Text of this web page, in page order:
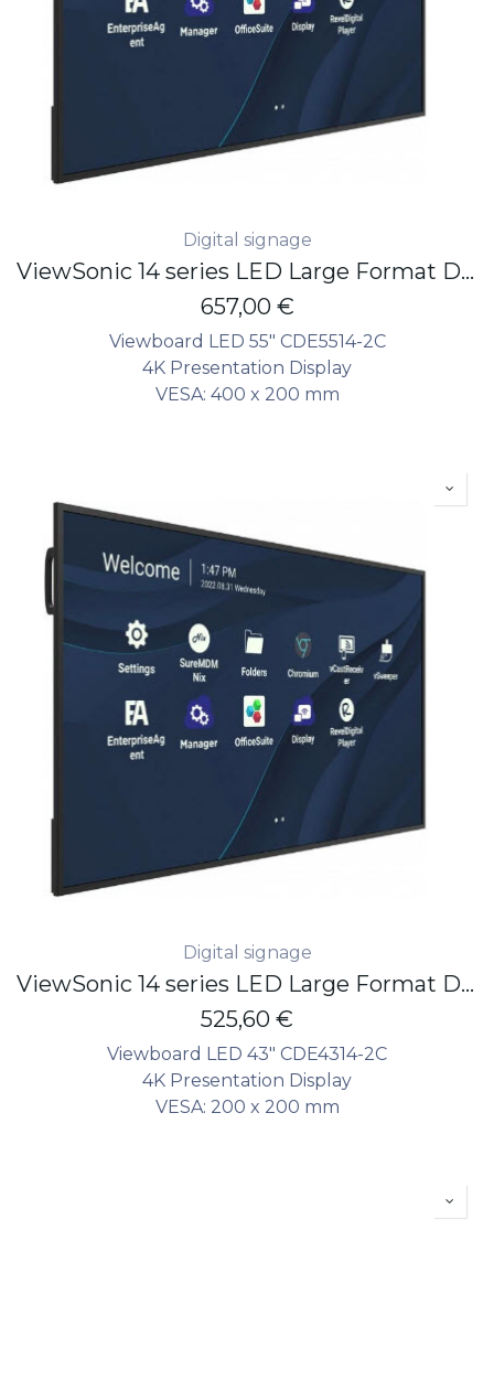
Digital signage
ViewSonic 14 series LED Large Format Display 55" - 4K - 500 nits - 24/7 - non touch
657,00€
Viewboard LED 55" CDE5514-2C
4K Presentation Display
VESA: 400 x 200 mm
Digital signage
ViewSonic 14 series LED Large Format Display 43" - 4K - 500 nits - 24/7 - non touch
525,60 €
Viewboard LED 43" CDE4314-2C
4K Presentation Display
VESA: 200 x 200 mm